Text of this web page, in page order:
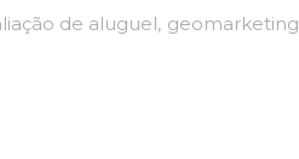
de aluguel geomarketing